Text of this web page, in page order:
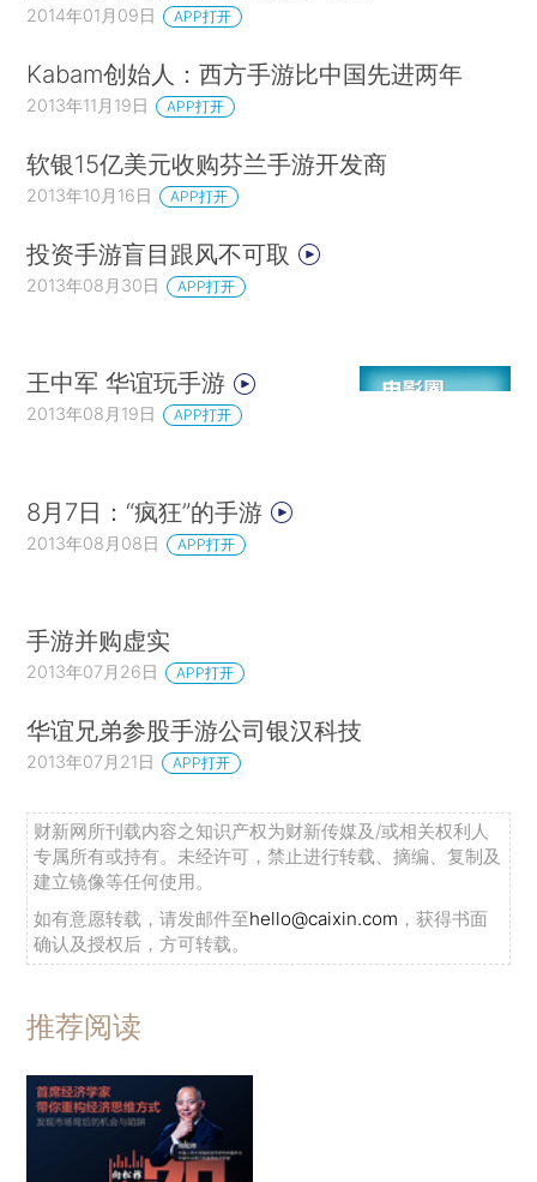
2014年01月09日 APP打开
Kabam创始人：西方手游比中国先进两年
2013年11月19日 APP打开
软银15亿美元收购芬兰手游开发商
2013年10月16日 APP打开
投资手游盲目跟风不可取
2013年08月30日 APP打开
王中军 华谊玩手游
2013年08月19日 APP打开
8月7日：“疯狂”的手游
2013年08月08日 APP打开
手游并购虚实
2013年07月26日 APP打开
华谊兄弟参股手游公司银汉科技
2013年07月21日 APP打开
财新网所刊载内容之知识产权为财新传媒及/或相关权利人
专属所有或持有。未经许可，禁止进行转载、摘编、复制及
建立镜像等任何使用。
如有意愿转载，请发邮件至hello@caixin.com ，获得书面
确认及授权后，方可转载。
推荐阅读